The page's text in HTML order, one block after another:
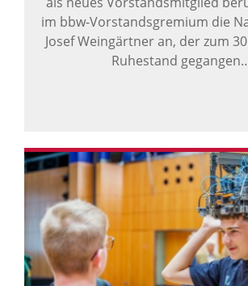
im bbw-Vorstandsgremium die
Josef Weingärtner an, der zum
Ruhestand